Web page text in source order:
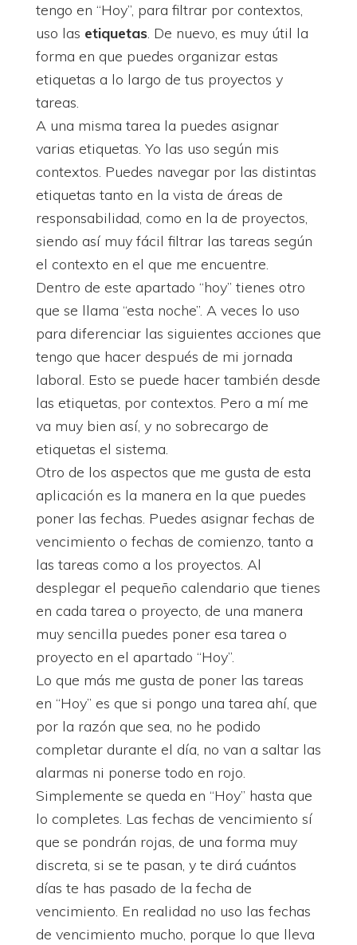
tengo en “Hoy”, para filtrar por contextos,
uso las etiquetas. De nuevo, es muy útil la
forma en que puedes organizar estas
etiquetas a lo largo de tus proyectos y
tareas.
A una misma tarea la puedes asignar
varias etiquetas. Yo las uso según mis
contextos. Puedes navegar por las distintas
etiquetas tanto en la vista de áreas de
responsabilidad, como en la de proyectos,
siendo así muy fácil filtrar las tareas según
el contexto en el que me encuentre.
Dentro de este apartado “hoy” tienes otro
que se llama “esta noche”. A veces lo uso
para diferenciar las siguientes acciones que
tengo que hacer después de mi jornada
laboral. Esto se puede hacer también desde
las etiquetas, por contextos. Pero a mí me
va muy bien así, y no sobrecargo de
etiquetas el sistema.
Otro de los aspectos que me gusta de esta
aplicación es la manera en la que puedes
poner las fechas. Puedes asignar fechas de
vencimiento o fechas de comienzo, tanto a
las tareas como a los proyectos. Al
desplegar el pequeño calendario que tienes
en cada tarea o proyecto, de una manera
muy sencilla puedes poner esa tarea o
proyecto en el apartado “Hoy”.
Lo que más me gusta de poner las tareas
en “Hoy” es que si pongo una tarea ahí, que
por la razón que sea, no he podido
completar durante el día, no van a saltar las
alarmas ni ponerse todo en rojo.
Simplemente se queda en “Hoy” hasta que
lo completes. Las fechas de vencimiento sí
que se pondrán rojas, de una forma muy
discreta, si se te pasan, y te dirá cuántos
días te has pasado de la fecha de
vencimiento. En realidad no uso las fechas
de vencimiento mucho, porque lo que lleva